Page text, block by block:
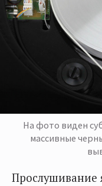
На фото виден
массивные
Прослушивание